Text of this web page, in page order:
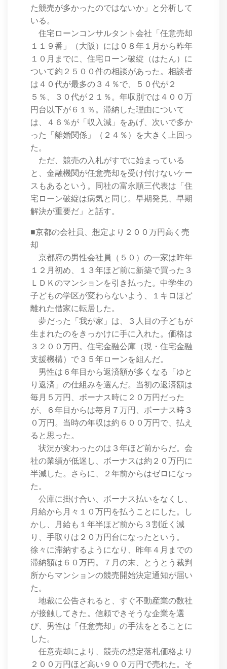
た競売が多かったのではないか」と分析して
いる。
住宅ローンコンサルタント会社「任意売却
１１９番」（大阪）には０８年１月から昨年
１０月までに、住宅ローン破綻（はたん）に
ついて約２５００件の相談があった。相談者
は４０代が最多の３４％で、５０代が２
５％、３０代が２１％。年収別では４００万
円台以下が６１％。滞納した理由について
は、４６％が「収入減」をあげ、次いで多か
った「離婚関係」（２４％）を大きく上回っ
た。
ただ、競売の入札がすでに始まっている
と、金融機関が任意売却を受け付けないケー
スもあるという。同社の富永順三代表は「住
宅ローン破綻は病気と同じ。早期発見、早期
解決が重要だ」と話す。
■京都の会社員、想定より２００万円高く売
却
京都府の男性会社員（５０）の一家は昨年
１２月初め、１３年ほど前に新築で買った３
ＬＤＫのマンションを引き払った。中学生の
子どもの学区が変わらないよう、１キロほど
離れた借家に転居した。
夢だった「我が家」は、３人目の子どもが
生まれたのをきっかけに手に入れた。価格は
３２００万円。住宅金融公庫（現・住宅金融
支援機構）で３５年ローンを組んだ。
男性は６年目から返済額が多くなる「ゆと
り返済」の仕組みを選んだ。当初の返済額は
毎月５万円、ボーナス時に２０万円だった
が、６年目からは毎月７万円、ボーナス時３
０万円。当時の年収は約６００万円で、払え
ると思った。
状況が変わったのは３年ほど前からだ。会
社の業績が低迷し、ボーナスは約２０万円に
半減した。さらに、２年前からはゼロになっ
た。
公庫に掛け合い、ボーナス払いをなくし、
月給から月々１０万円を払うことにした。し
かし、月給も１年半ほど前から３割近く減
り、手取りは２０万円台になったという。
徐々に滞納するようになり、昨年４月までの
滞納額は６０万円。７月の末、とうとう裁判
所からマンションの競売開始決定通知が届い
た。
地裁に公告されると、すぐ不動産業の数社
が接触してきた。信頼できそうな企業を選
び、男性は「任意売却」の手法をとることに
した。
任意売却により、競売の想定落札価格より
２００万円ほど高い９００万円で売れた。そ